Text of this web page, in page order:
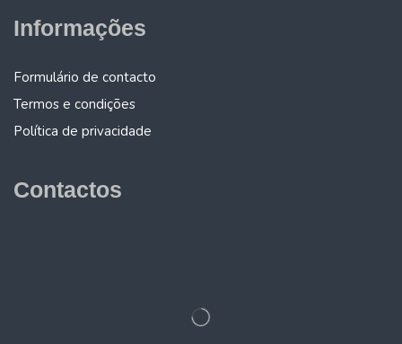
Informações
Formulário de contacto
Termos e condições
Política de privacidade
Contactos